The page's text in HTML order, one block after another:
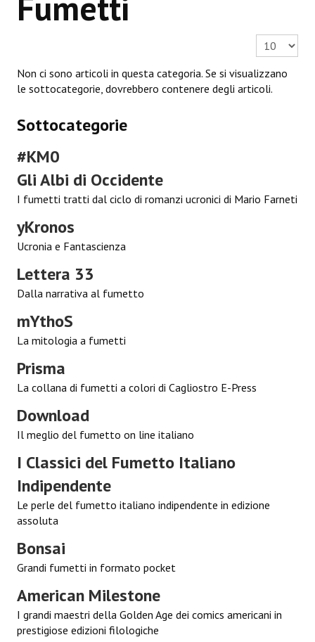
BOARD
Focus
Prossimamente
Spazio Cagliostro@Lucca 2014
Spazio Cagliostro@Lucca 2015
Spazio Cagliostro@Lucca 2016
Spazio Cagliostro@Lucca 2017
Casa Cagliostro@Lucca2018
PUBBLICAZIONI
Fumetti
DownLoad
Bonsai
I Classici del Fumetto Indipendente
Lettera 33
mYthoS
Prisma
PTP
yKronos
Visualizza n.
Non ci sono articoli in questa categoria. Se si visualizzano
le sottocategorie, dovrebbero contenere degli articoli.
Sottocategorie
#KM0
Gli Albi di Occidente
I fumetti tratti dal ciclo di romanzi ucronici di Mario Farneti
yKronos
Ucronia e Fantascienza
Lettera 33
Dalla narrativa al fumetto
mYthoS
La mitologia a fumetti
Prisma
La collana di fumetti a colori di Cagliostro E-Press
Download
Il meglio del fumetto on line italiano
I Classici del Fumetto Italiano
Indipendente
Le perle del fumetto italiano indipendente in edizione
assoluta
Bonsai
Grandi fumetti in formato pocket
American Milestone
I grandi maestri della Golden Age dei comics americani in
prestigiose edizioni filologiche